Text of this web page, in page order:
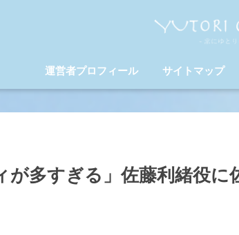
運営者プロフィール サイトマップ
が多すぎる」佐藤利緒役に